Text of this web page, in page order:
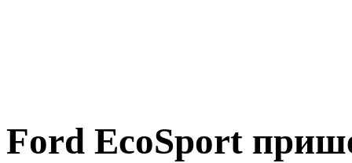
Ford EcoSport